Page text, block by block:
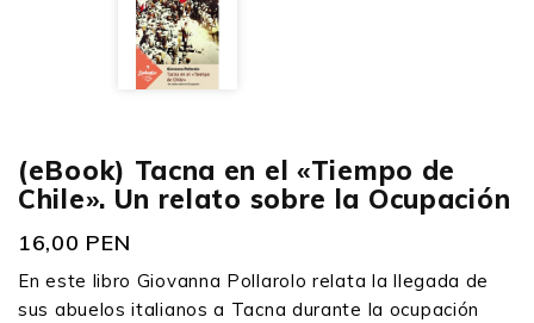
(eBook) Tacna en el «Tiempo de
Chile». Un relato sobre la Ocupación
16,00 PEN
En este libro Giovanna Pollarolo relata la llegada de
sus abuelos italianos a Tacna durante la ocupación